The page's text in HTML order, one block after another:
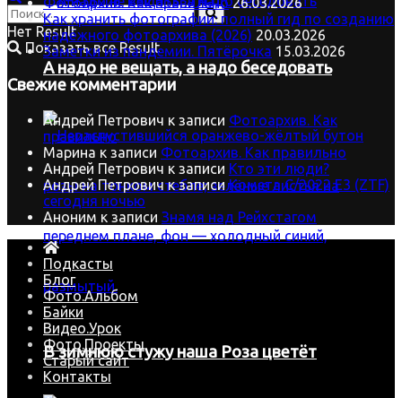
Нет Result
Показать все Result
А надо не вещать, а надо беседовать
В зимнюю стужу наша Роза цветёт
Как хранить фотографии: полный гид по созданию
надёжного фотоархива (2026) 20.03.2026
Заметки из пандемии. Пятёрочка 15.03.2026
Свежие комментарии
Андрей Петрович к записи Фотоархив. Как
правильно
Марина к записи Фотоархив. Как правильно
Андрей Петрович к записи Кто эти люди?
Андрей Петровичк записиКомета C/2022 E3 (ZTF)
сегодня ночью
Аноним к записи Знамя над Рейхстагом
Подкасты
Блог
Фото.Альбом
Байки
Видео.Урок
Фото.Проекты
Старый сайт
Контакты